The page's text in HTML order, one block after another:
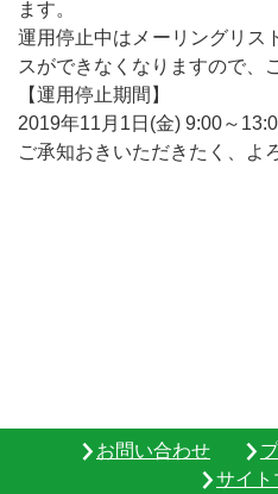
ます。
運用停止中はメーリングリス
スができなくなりますので、
【運用停止期間】
2019年11月1日(金) 9:00～
ご承知おきいただきたく、よ
お問い合わせ
サイト